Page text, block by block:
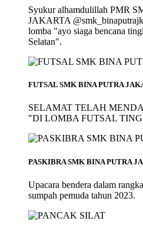
Syukur alhamdulillah PMR
JAKARTA
lomba "ayo siaga bencana
Selatan".
FUTSAL SMK BINA PUTRA
SELAMAT TELAH
"DI LOMBA FUTSAL
PASKIBRA SMK BINA PUTRA
Upacara bendera dalam
sumpah pemuda tahun 2023.